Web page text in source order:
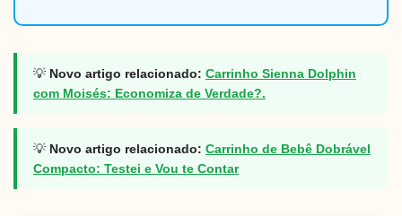
💡 Novo artigo relacionado: Carrinho Sienna Dolphin
com Moisés: Economiza de Verdade?.
💡 Novo artigo relacionado: Carrinho de Bebê Dobrável
Compacto: Testei e Vou te Contar